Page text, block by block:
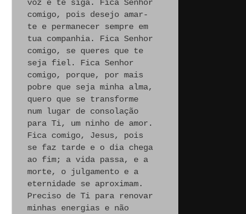
voz e te siga. Fica Senhor
comigo, pois desejo amar-
te e permanecer sempre em
tua companhia. Fica Senhor
comigo, se queres que te
seja fiel. Fica Senhor
comigo, porque, por mais
pobre que seja minha alma,
quero que se transforme
num lugar de consolação
para Ti, um ninho de amor.
Fica comigo, Jesus, pois
se faz tarde e o dia chega
ao fim; a vida passa, e a
morte, o julgamento e a
eternidade se aproximam.
Preciso de Ti para renovar
minhas energias e não